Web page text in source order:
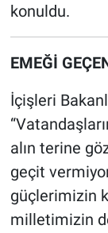
konuldu.
EMEĞİ
İçişleri
alın terine
geçit
güçlerimizin
milletimizin